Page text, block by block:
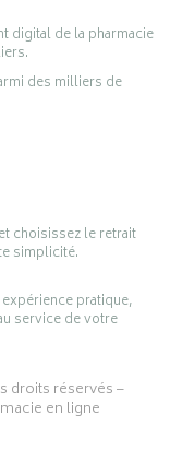
digital de la pharmacie
des milliers de
choisissez le retrait
simplicité.
pratique,
service de votre
droits réservés –
en ligne